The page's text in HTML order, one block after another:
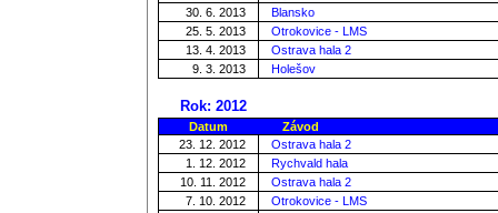
30. 6. 2013
Blansko
25. 5. 2013
Otrokovice - LMS
13. 4. 2013
Ostrava hala 2
9. 3. 2013
Holešov
Rok: 2012
Datum
Závod
23. 12. 2012
Ostrava hala 2
1. 12. 2012
Rychvald hala
10. 11. 2012
Ostrava hala 2
7. 10. 2012
Otrokovice - LMS